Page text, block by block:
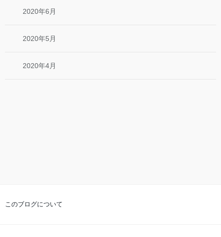
2020年6月
2020年5月
2020年4月
このブログについて